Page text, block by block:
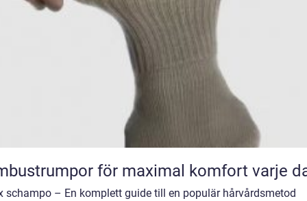
för maximal komfort varje
schampo – En komplett guide till en populär hårvårdsmetod